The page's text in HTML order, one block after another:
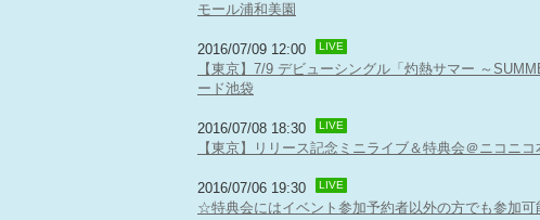
モール浦和美園
2016/07/09 12:00 LIVE
【東京】7/9 デビューシングル「灼熱サマー ～
ード池袋
2016/07/08 18:30 LIVE
【東京】リリース記念ミニライブ＆特典会＠ニコニコ
2016/07/06 19:30 LIVE
☆特典会にはイベント参加予約者以外の方でも参加